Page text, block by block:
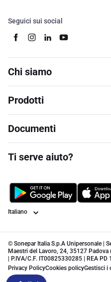
Seguici sui social
Chi siamo
Prodotti
Documenti
Ti serve aiuto?
Lingua
© Sonepar Italia S.p.A Unipersonale |
Maestri del Lavoro, 24, 35127
| P.IVA/C.F. IT00825330285 | REA PD
Privacy PolicyCookies policyGestisci i